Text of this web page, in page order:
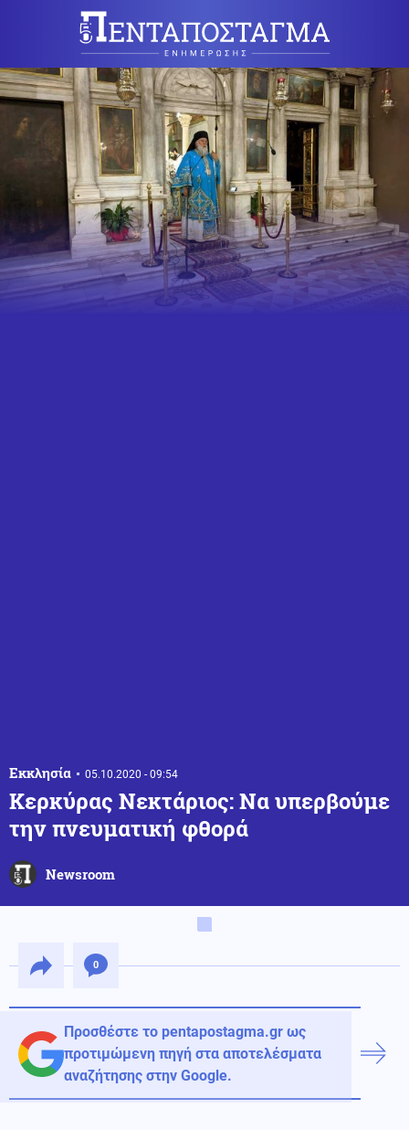
Εκκλησία 05.10.2020 - 09:54
Κερκύρας Νεκτάριος: Να υπερβούμε
την πνευματική φθορά
Newsroom
0
Προσθέστε το pentapostagma.gr ως
προτιμώμενη πηγή στα αποτελέσματα
αναζήτησης στην Google.